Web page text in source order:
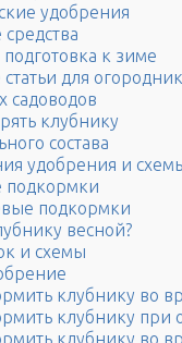
удобрения
к зиме
для
садоводов
клубнику
состава
удобрения и
подкормки
подкормки
весной?
и схемы
клубнику во
клубнику при
клубнику во